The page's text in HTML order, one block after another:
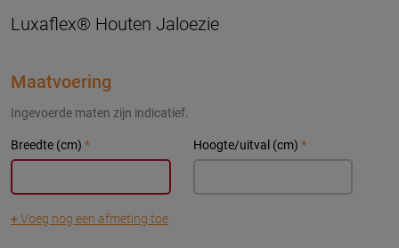
Luxaflex® Houten Jaloezie
Maatvoering
Ingevoerde maten zijn indicatief.
Breedte (cm) * Hoogte/uitval (cm) *
+Voeg nog een afmeting toe